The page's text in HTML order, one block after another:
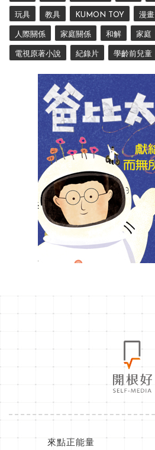
玩具 教具 KUMON TOY 漫畫
人際關係 家庭關係 和解 家庭
電視原著小說 紀錄片 學齡前兒童
來點正能量